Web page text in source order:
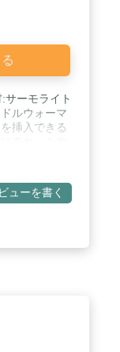
サーモライト
ルウォーマ
挿入できる
ューを書く